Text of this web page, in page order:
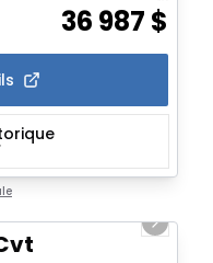
36 987 $
Next